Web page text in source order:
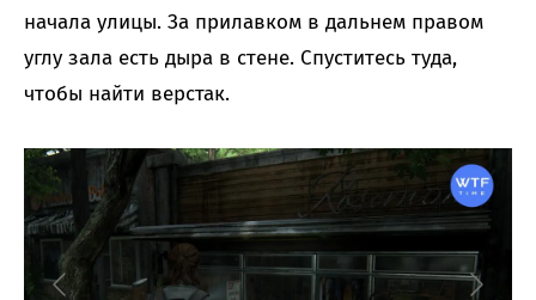
начала улицы. За прилавком в дальнем правом
углу зала есть дыра в стене. Спуститесь туда,
чтобы найти верстак.